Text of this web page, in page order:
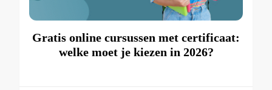
Gratis online cursussen met certificaat:
welke moet je kiezen in 2026?